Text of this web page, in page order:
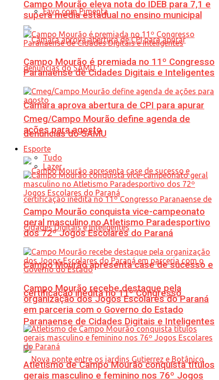
Favo com Pimenta
Câmara aprova abertura de CPI para apurar
denúncias do SAMU
Campo Mourão apresenta case de sucesso e
certificação inédita no 11º Congresso
Paranaense de Cidades Digitais e Inteligentes
Campo Mourão eleva nota do IDEB para 7,1 e
supera média estadual no ensino municipal
Campo Mourão é premiada no 11º Congresso
Paranaense de Cidades Digitais e Inteligentes
Cmeg/Campo Mourão define agenda de
ações para agosto
Esporte
Tudo
Lazer
Campo Mourão conquista vice-campeonato
geral masculino no Atletismo Paradesportivo
dos 72º Jogos Escolares do Paraná
Campo Mourão recebe destaque pela
organização dos Jogos Escolares do Paraná
em parceria com o Governo do Estado
Atletismo de Campo Mourão conquista títulos
gerais masculino e feminino nos 76º Jogos